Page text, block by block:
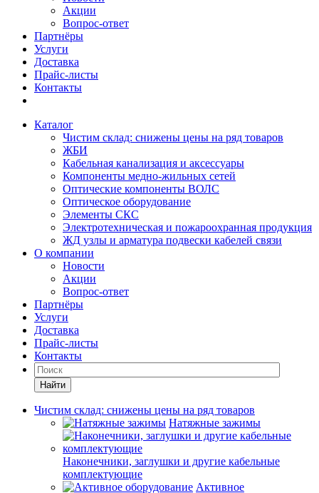
Акции
Вопрос-ответ
Партнёры
Услуги
Доставка
Прайс-листы
Контакты
Каталог
Чистим склад: снижены цены на ряд товаров
ЖБИ
Кабельная канализация и аксессуары
Компоненты медно-жильных сетей
Оптические компоненты ВОЛС
Оптическое оборудование
Элементы СКС
Электротехническая и пожароохранная продукция
ЖД узлы и арматура подвески кабелей связи
О компании
Новости
Акции
Вопрос-ответ
Партнёры
Услуги
Доставка
Прайс-листы
Контакты
Найти
Чистим склад: снижены цены на ряд товаров
Натяжные зажимы
Наконечники, заглушки и другие кабельные
комплектующие
Активное